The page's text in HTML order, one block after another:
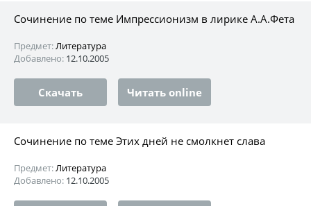
Сочинение по теме Импрессионизм в лирике А.А.Фета
Предмет:Литература
Добавлено: 12.10.2005
Скачать Читать online
Сочинение по теме Этих дней не смолкнет слава
Предмет:Литература
Добавлено: 12.10.2005